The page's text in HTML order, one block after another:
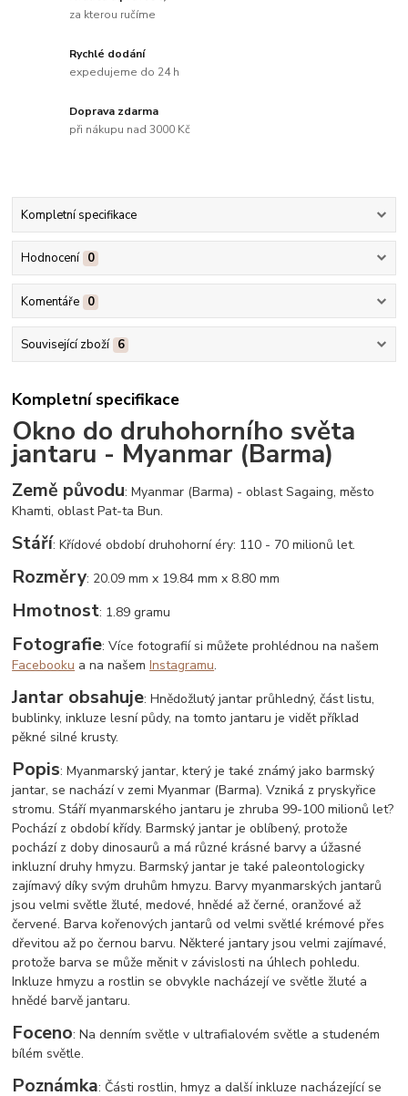
za kterou ručíme
Rychlé dodání
expedujeme do 24 h
Doprava zdarma
při nákupu nad 3000 Kč
Kompletní specifikace
Hodnocení 0
Komentáře 0
Související zboží 6
Kompletní specifikace
Okno do druhohorního světa
jantaru - Myanmar (Barma)
Země původu: Myanmar (Barma) - oblast Sagaing, město
Khamti, oblast Pat-ta Bun.
Stáří: Křídové období druhohorní éry: 110 - 70 milionů let.
Rozměry: 20.09 mm x 19.84 mm x 8.80 mm
Hmotnost: 1.89 gramu
Fotografie: Více fotografií si můžete prohlédnou na našem
Facebooku a na našemInstagramu.
Jantar obsahuje: Hnědožlutý jantar průhledný, část listu,
bublinky, inkluze lesní půdy, na tomto jantaru je vidět příklad
pěkné silné krusty.
Popis: Myanmarský jantar, který je také známý jako barmský
jantar, se nachází v zemi Myanmar (Barma). Vzniká z pryskyřice
stromu. Stáří myanmarského jantaru je zhruba 99-100 milionů let?
Pochází z období křídy. Barmský jantar je oblíbený, protože
pochází z doby dinosaurů a má různé krásné barvy a úžasné
inkluzní druhy hmyzu. Barmský jantar je také paleontologicky
zajímavý díky svým druhům hmyzu. Barvy myanmarských jantarů
jsou velmi světle žluté, medové, hnědé až černé, oranžové až
červené. Barva kořenových jantarů od velmi světlé krémové přes
dřevitou až po černou barvu. Některé jantary jsou velmi zajímavé,
protože barva se může měnit v závislosti na úhlech pohledu.
Inkluze hmyzu a rostlin se obvykle nacházejí ve světle žluté a
hnědé barvě jantaru.
Foceno: Na denním světle v ultrafialovém světle a studeném
bílém světle.
Poznámka: Části rostlin, hmyz a další inkluze nacházející se